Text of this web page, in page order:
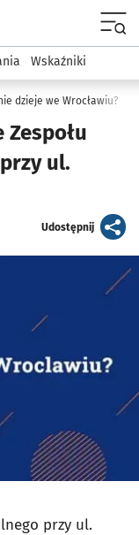
Prezydent
Wskaźniki
dzieje we Wrocławiu?
ul.
Udostępnijartykuł
przy ul.